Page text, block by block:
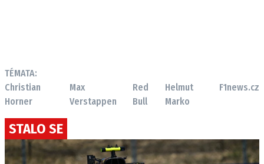
TÉMATA:
Christian
Horner
Max
Verstappen
Red
Bull
Helmut
Marko
F1news.cz
STALO SE